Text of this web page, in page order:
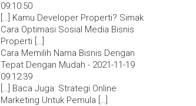
09:10:50
[…] Kamu Developer Properti? Simak
Cara Optimasi Sosial Media Bisnis
Properti […]
Cara Memilih Nama Bisnis Dengan
Tepat Dengan Mudah - 2021-11-19
09:12:39
[…] Baca Juga: Strategi Online
Marketing Untuk Pemula […]